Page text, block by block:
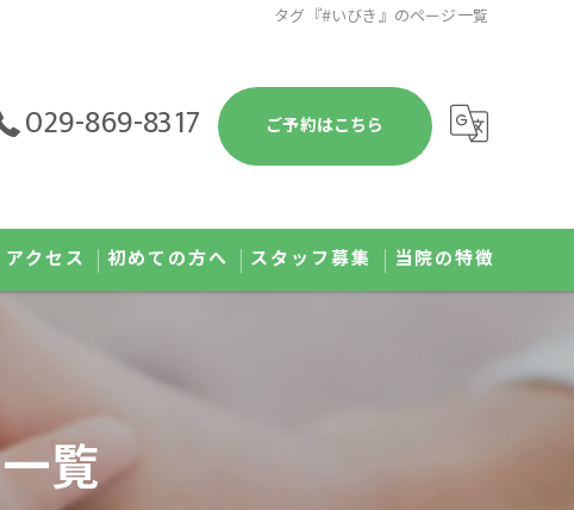
タグ『#いびき』のページ一覧
029-869-8317 ご予約はこちら
クセス 初めての方へ スタッフ募集 当院の特徴
覧